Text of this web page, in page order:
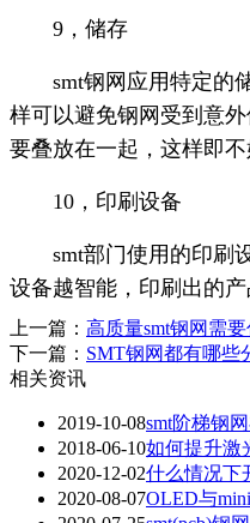
9，储存
smt钢网应用特定的储
样可以避免钢网受到意
要叠放在一起，这样即不
10，印刷设备
smt部门使用的印刷设
设备越智能，印刷出的产
上一篇： 高质量smt钢网需
下一篇： SMT钢网都有哪些
相关资讯
2019-10-08smt阶梯钢
2018-06-10如何提升激
2020-12-02什么情况下
2020-08-07OLED与